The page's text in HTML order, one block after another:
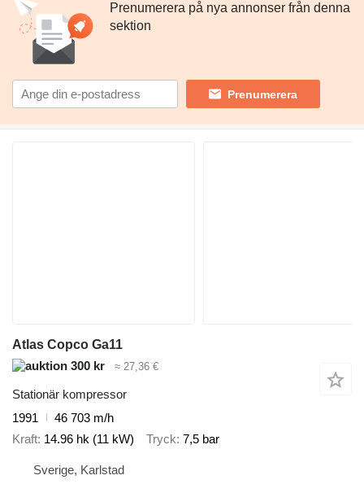
Prenumerera på nya annonser från denna
sektion
Prenumerera
Atlas Copco Ga11
300 kr
≈ 27,36 €
Stationär kompressor
1991
46 703 m/h
Kraft 14.96 hk (11 kW) Tryck 7,5 bar
Sverige, Karlstad